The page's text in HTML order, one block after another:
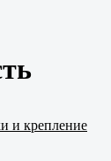
и крепление